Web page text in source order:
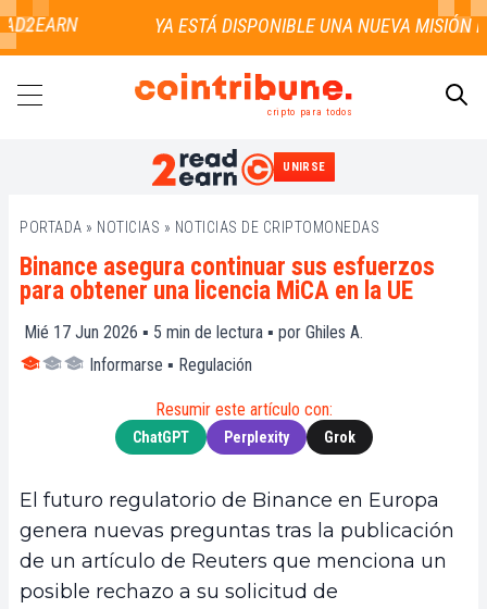
cripto para todos
UNIRSE
PORTADA » NOTICIAS » NOTICIAS DE CRIPTOMONEDAS
Binance asegura continuar sus esfuerzos
para obtener una licencia MiCA en la UE
Mié 17 Jun 2026 ▪ 5 min de lectura ▪ por Ghiles A.
Informarse ▪ Regulación
Resumir este artículo con:
ChatGPT Perplexity Grok
El futuro regulatorio de Binance en Europa
genera nuevas preguntas tras la publicación
de un artículo de Reuters que menciona un
posible rechazo a su solicitud de